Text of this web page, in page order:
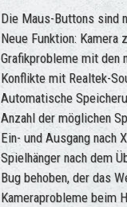
Die Maus-Buttons sind
Neue Funktion: Kamera
Grafikprobleme mit den
Konflikte mit Realtek-
Automatische
Anzahl der möglichen
Ein- und Ausgang nach
Spielhänger nach dem
Bug behoben, der das
Kameraprobleme beim